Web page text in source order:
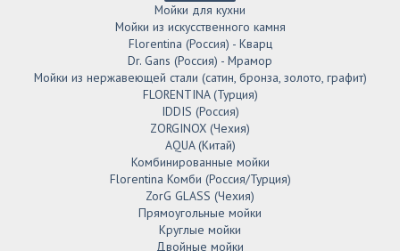
Мойки для кухни
Мойки из искусственного камня
Florentina (Россия) - Кварц
Dr. Gans (Россия) - Мрамор
Мойки из нержавеющей стали (сатин, бронза, золото, графит)
FLORENTINA (Турция)
IDDIS (Россия)
ZORGINOX (Чехия)
AQUA (Китай)
Комбинированные мойки
Florentina Комби (Россия/Турция)
ZorG GLASS (Чехия)
Прямоугольные мойки
Круглые мойки
Двойные мойки